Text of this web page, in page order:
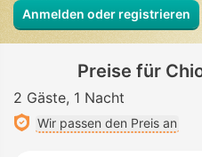
Anmelden oder registrieren
Preise für
2 Gäste 1 Nacht
Wir passen den Preis an